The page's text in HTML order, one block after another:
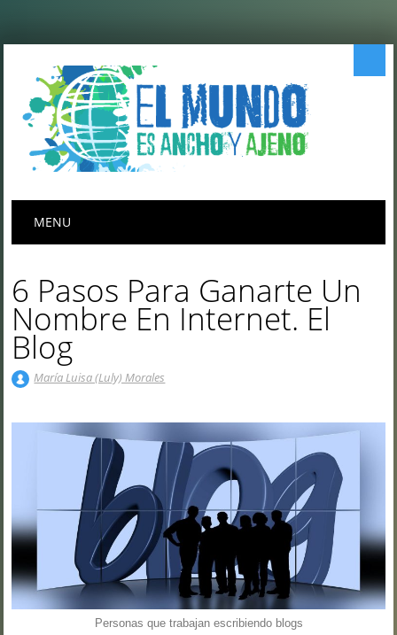
Menú principal
MENU
6 Pasos Para Ganarte Un
Nombre En Internet. El
Blog
María Luisa (Luly) Morales
Personas que trabajan escribiendo blogs